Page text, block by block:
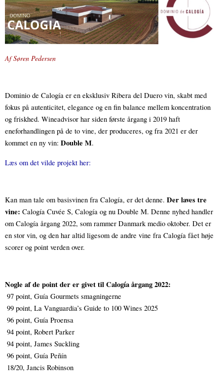
Af Søren Pedersen
Dominio de Calogía er en eksklusiv Ribera del Duero vin, skabt med
fokus på autenticitet, elegance og en fin balance mellem koncentration
og friskhed. Wineadvisor har siden første årgang i 2019 haft
eneforhandlingen på de to vine, der produceres, og fra 2021 er der
kommet en ny vin: Double M.
Læs om det vilde projekt her:
Kan man tale om basisvinen fra Calogía, er det denne. Der laves tre
vine: Calogía Cuvée S, Calogía og nu Double M. Denne nyhed handler
om Calogía årgang 2022, som rammer Danmark medio oktober. Det er
en stor vin, og den har altid ligesom de andre vine fra Calogía fået høje
scorer og point verden over.
Nogle af de point der er givet til Calogía årgang 2022:
97 point, Guía Gourmets smagningerne
99 point, La Vanguardia’s Guide to 100 Wines 2025
96 point, Guía Proensa
94 point, Robert Parker
94 point, James Suckling
96 point, Guía Peñín
18/20, Jancis Robinson